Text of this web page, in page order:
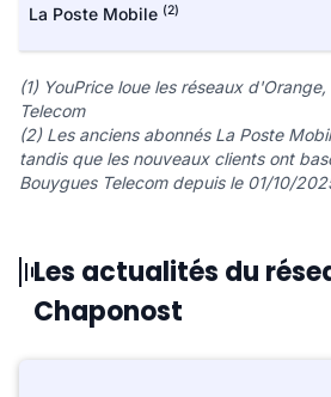
La Poste Mobile (2)
(1) YouPrice loue les réseaux
Telecom
(2) Les anciens abonnés La Poste
tandis que les nouveaux clients ont
Bouygues Telecom depuis le 01/10/
Les actualités du
Chaponost